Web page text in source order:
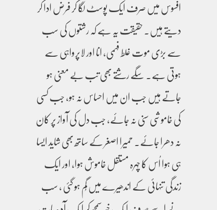
افسوس میں صرف ایک پوسٹ لگا کر فرض ادا کر
دیتے ہیں۔ حقیقت یہ ہے کہ رشتوں کی سب
سے بڑی موت غلط فہمی، انا اور لاپرواہی سے
ہوتی ہے۔ سگے رشتے بھی تب بے معنی ہو
جاتے ہیں جب ان میں احساس نہ ہو، جب کسی
کی خاموشی سنی نہ جائے، جب دل کی آواز پر کان
نہ دھرا جائے۔ حمیرا اصغر کے ساتھ بھی شاید ایسا
ہی ہوا اُس کا چہرہ مستقل خاموش ہوا، اور ایک
زندگی تنہائی کے اندھیرے میں گُم ہو گئی ، سب